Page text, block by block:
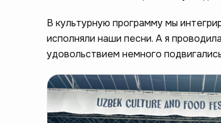
В культурную программу мы
исполняли наши песни. А я
удовольствием немного